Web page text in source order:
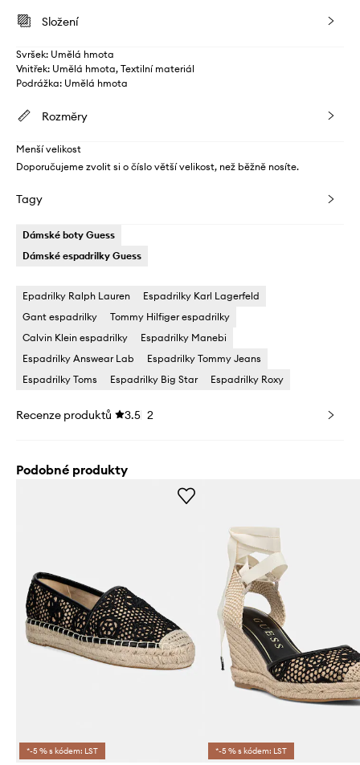
Složení
Svršek: Umělá hmota
Vnitřek: Umělá hmota, Textilní materiál
Podrážka: Umělá hmota
Rozměry
Menší velikost
Doporučujeme zvolit si o číslo větší velikost, než běžně nosíte.
Tagy
Dámské boty Guess
Dámské espadrilky Guess
Epadrilky Ralph Lauren
Espadrilky Karl Lagerfeld
Gant espadrilky
Tommy Hilfiger espadrilky
Calvin Klein espadrilky
Espadrilky Manebi
Espadrilky Answear Lab
Espadrilky Tommy Jeans
Espadrilky Toms
Espadrilky Big Star Espadrilky Roxy
Recenze produktů 3.5 2
Podobné produkty
*-5 % s kódem: LST *-5 % s kódem: LST